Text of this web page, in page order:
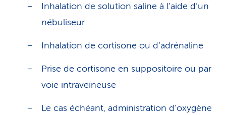
Inhalation de solution saline à l’aide d’un
nébuliseur
Inhalation de cortisone ou d’adrénaline
Prise de cortisone en suppositoire ou par
voie intraveineuse
Le cas échéant, administration d’oxygène